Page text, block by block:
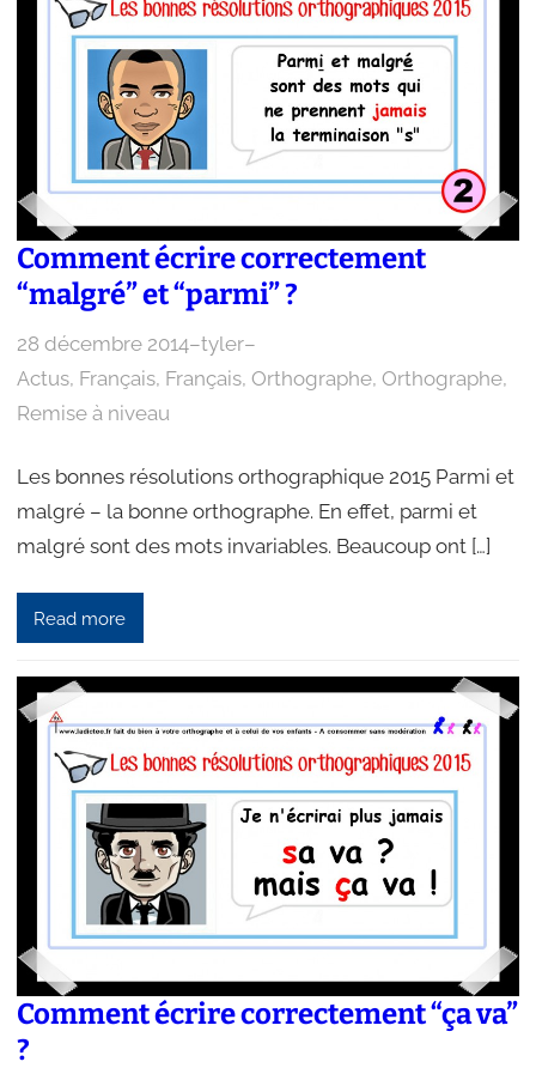
Comment écrire correctement
“malgré” et “parmi” ?
28 décembre 2014–tyler–
Actus, Français, Français, Orthographe, Orthographe
Remise à niveau
Les bonnes résolutions orthographique 2015 Parmi et
malgré – la bonne orthographe. En effet, parmi et
malgré sont des mots invariables. Beaucoup ont […]
Read more
Comment écrire correctement “ça va”
?